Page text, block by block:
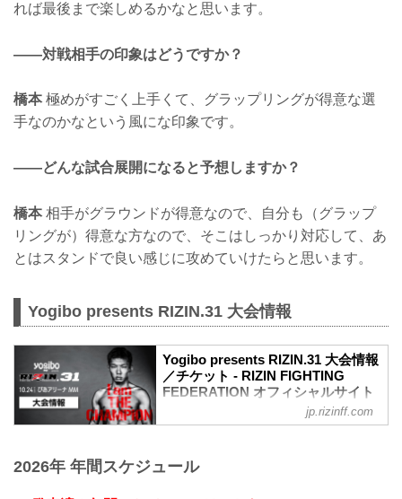
れば最後まで楽しめるかなと思います。
——対戦相手の印象はどうですか？
橋本極めがすごく上手くて、グラップリングが得意な選
手なのかなという風にな印象です。
——どんな試合展開になると予想しますか？
橋本相手がグラウンドが得意なので、自分も（グラップ
リングが）得意な方なので、そこはしっかり対応して、あ
とはスタンドで良い感じに攻めていけたらと思います。
Yogibo presents RIZIN.31 大会情報
Yogibo presents RIZIN.31 大会情報
／チケット - RIZIN FIGHTING
FEDERATION オフィシャルサイト
日時
jp.rizinff.com
2026年 年間スケジュール